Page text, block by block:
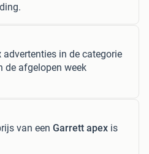
advertenties in de categorie
de afgelopen week
van een Garrett apex is